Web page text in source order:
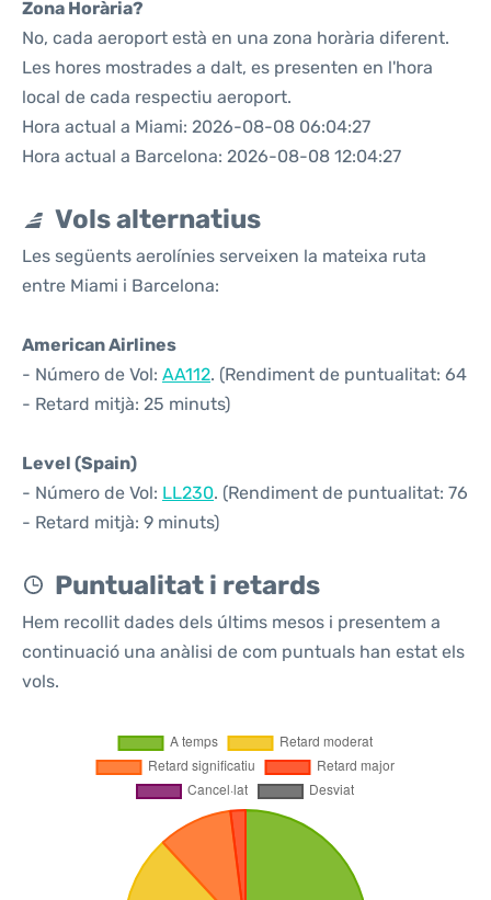
Zona Horària?
No, cada aeroport està en una zona horària diferent.
Les hores mostrades a dalt, es presenten en l'hora
local de cada respectiu aeroport.
Hora actual a Miami: 2026-08-08 06:04:27
Hora actual a Barcelona: 2026-08-08 12:04:27
Vols alternatius
Les següents aerolínies serveixen la mateixa ruta
entre Miami i Barcelona:
American Airlines
- Número de Vol: AA112. (Rendiment de puntualitat: 64
- Retard mitjà: 25 minuts)
Level (Spain)
- Número de Vol: LL230. (Rendiment de puntualitat: 76
- Retard mitjà: 9 minuts)
Puntualitat i retards
Hem recollit dades dels últims mesos i presentem a
continuació una anàlisi de com puntuals han estat els
vols.